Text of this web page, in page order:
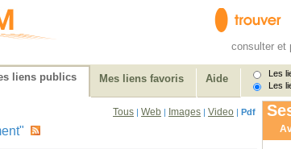
consulter et
liens publics Mes liens favoris Aide
Les
Les
Tous | Web | Images | Video | Pdf